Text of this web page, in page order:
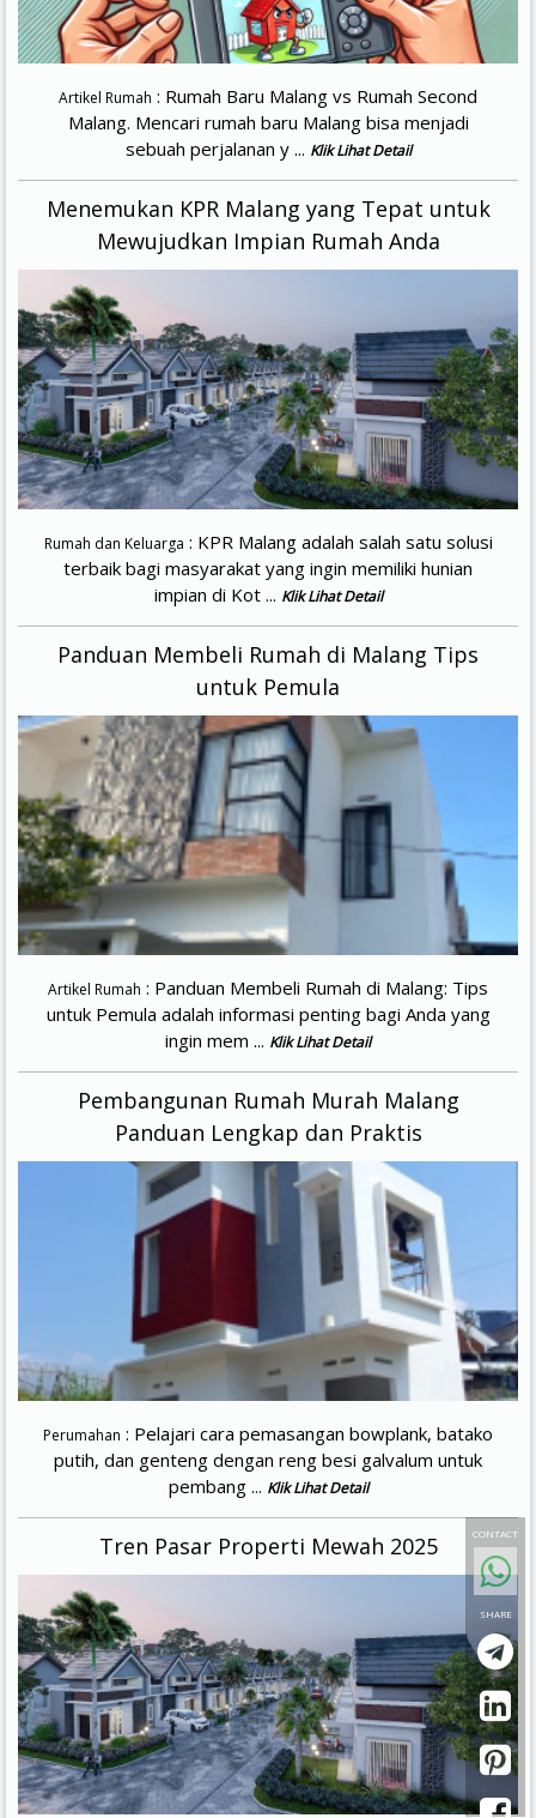
CONTACT
SHARE
Artikel Rumah : Rumah Baru Malang vs Rumah Second
Malang. Mencari rumah baru Malang bisa menjadi
sebuah perjalanan y ... Klik Lihat Detail
Menemukan KPR Malang yang Tepat untuk
Mewujudkan Impian Rumah Anda
Rumah dan Keluarga : KPR Malang adalah salah satu solusi
terbaik bagi masyarakat yang ingin memiliki hunian
impian di Kot ... Klik Lihat Detail
Panduan Membeli Rumah di Malang Tips
untuk Pemula
Artikel Rumah : Panduan Membeli Rumah di Malang: Tips
untuk Pemula adalah informasi penting bagi Anda yang
ingin mem ... Klik Lihat Detail
Pembangunan Rumah Murah Malang
Panduan Lengkap dan Praktis
Perumahan : Pelajari cara pemasangan bowplank, batako
putih, dan genteng dengan reng besi galvalum untuk
pembang ... Klik Lihat Detail
Tren Pasar Properti Mewah 2025